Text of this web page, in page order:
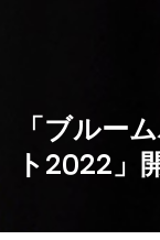
「ブルー
ト2022」